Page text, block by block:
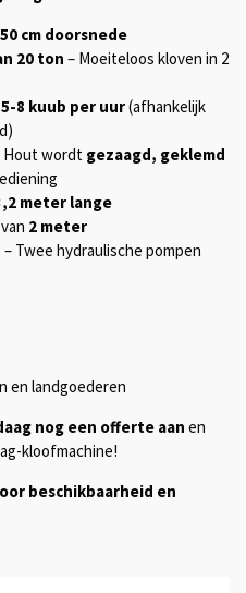
cm doorsnede
20 ton – Moeiteloos kloven in 2
5-8 kuub per uur(afhankelijk
Hout wordt gezaagd, geklemd
meter lange
2 meter
– Twee hydraulische pompen
en landgoederen
nog een offerte aan en
kloofmachine!
beschikbaarheid en